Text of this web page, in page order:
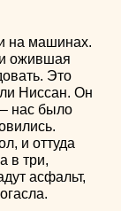
на машинах.
ожившая
Это
Ниссан. Он
нас было
и оттуда
в три,
асфальт,